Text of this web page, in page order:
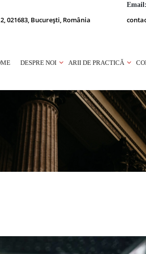
021683, București, România
Email:
DESPRE NOI ARII DE PRACTICĂ